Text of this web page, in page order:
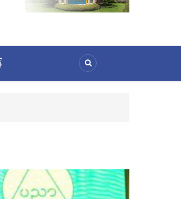
လှူတော်မင်္ဂလာအခမ်းအနား ကျင်းပ